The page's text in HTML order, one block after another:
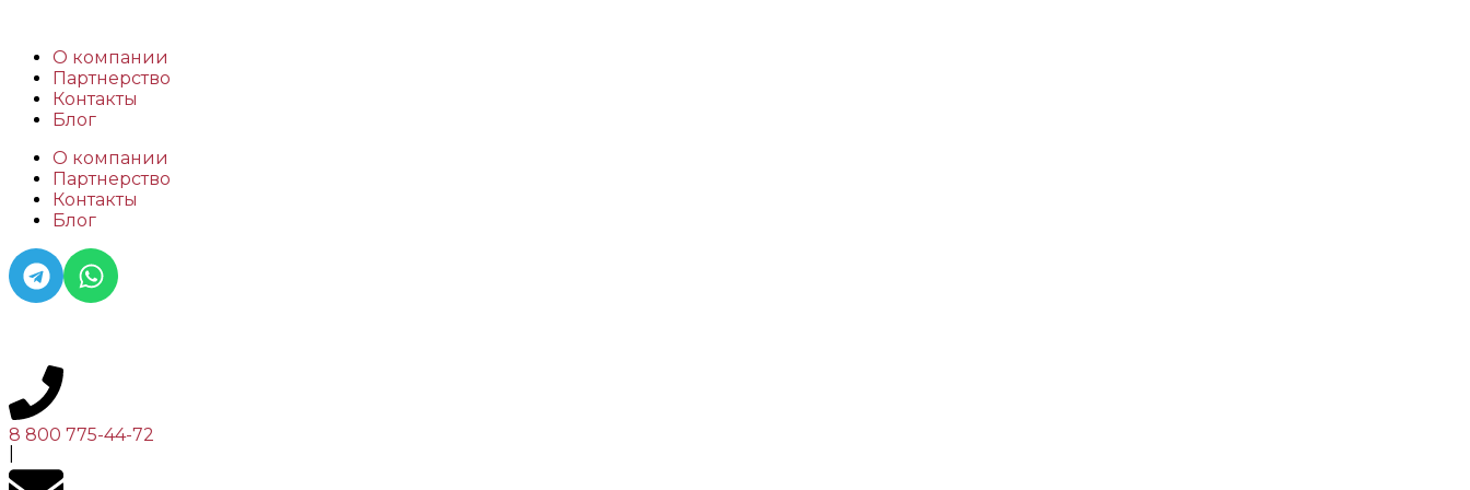
О компании
Партнерство
Контакты
Блог
О компании
Партнерство
Контакты
Блог
8 800 775-44-72